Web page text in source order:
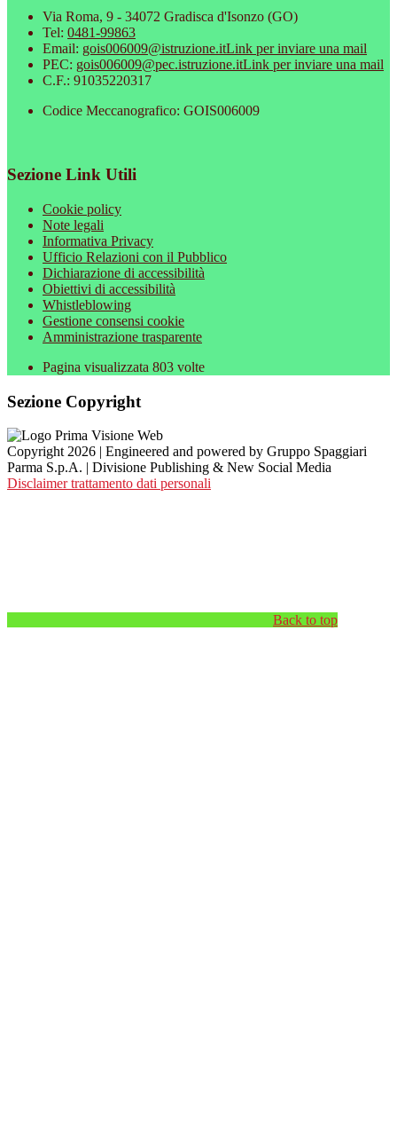
Via Roma, 9 - 34072 Gradisca d'Isonzo (GO)
Tel: 0481-99863
Email: gois006009@istruzione.itLink per inviare una mail
PEC: gois006009@pec.istruzione.itLink per inviare una mail
C.F.: 91035220317
Codice Meccanografico: GOIS006009
Sezione Link Utili
Cookie policy
Note legali
Informativa Privacy
Ufficio Relazioni con il Pubblico
Dichiarazione di accessibilità
Obiettivi di accessibilità
Whistleblowing
Gestione consensi cookie
Amministrazione trasparente
Pagina visualizzata 803 volte
Sezione Copyright
Copyright 2026 | Engineered and powered by Gruppo Spaggiari
Parma S.p.A. | Divisione Publishing & New Social Media
Disclaimer trattamento dati personali
Back to top